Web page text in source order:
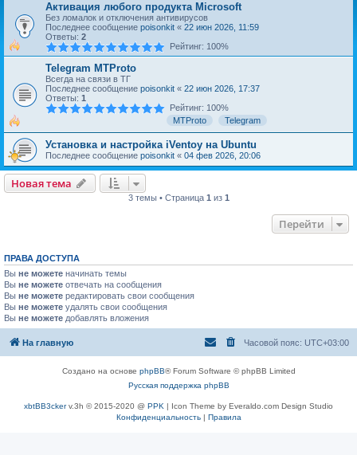
Активация любого продукта Microsoft
Без ломалок и отключения антивирусов
Последнее сообщение poisonkit « 22 июн 2026, 11:59
Ответы: 2
Рейтинг: 100%
Telegram MTProto
Всегда на связи в ТГ
Последнее сообщение poisonkit « 22 июн 2026, 17:37
Ответы: 1
Рейтинг: 100%
MTProto
Telegram
Установка и настройка iVentoy на Ubuntu
Последнее сообщение poisonkit « 04 фев 2026, 20:06
Новая тема
3 темы • Страница 1 из 1
Перейти
ПРАВА ДОСТУПА
Вы не можете начинать темы
Вы не можете отвечать на сообщения
Вы не можете редактировать свои сообщения
Вы не можете удалять свои сообщения
Вы не можете добавлять вложения
На главную Часовой пояс: UTC+03:00
Создано на основе phpBB® Forum Software © phpBB Limited
Русская поддержка phpBB
xbtBB3ckerv.3h © 2015-2020 @ PPK | Icon Theme by Everaldo.com Design Studio
Конфиденциальность| Правила